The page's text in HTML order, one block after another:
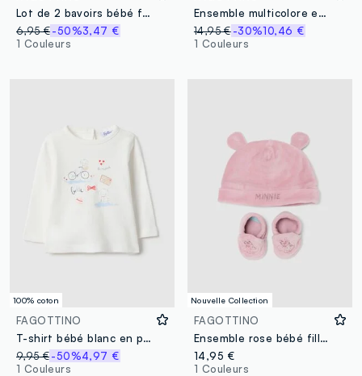
Lot de 2 bavoirs bébé fille multicolores en pur coton Winnie l’Ourson
6,95 €-50%3,47 €
1 Couleurs
Ensemble multicolore en coton pur pour bébé fille avec volants
14,95 € -30%10,46 €
1 Couleurs
100% coton
FAGOTTINO
T-shirt bébé blanc en pur coton coupe régulière avec motifs
9,95 €-50%4,97 €
1 Couleurs
Nouvelle Collection
FAGOTTINO
Ensemble rose bébé fille avec bonnet, chaussons et broderie Minnie
14,95 €
1 Couleurs